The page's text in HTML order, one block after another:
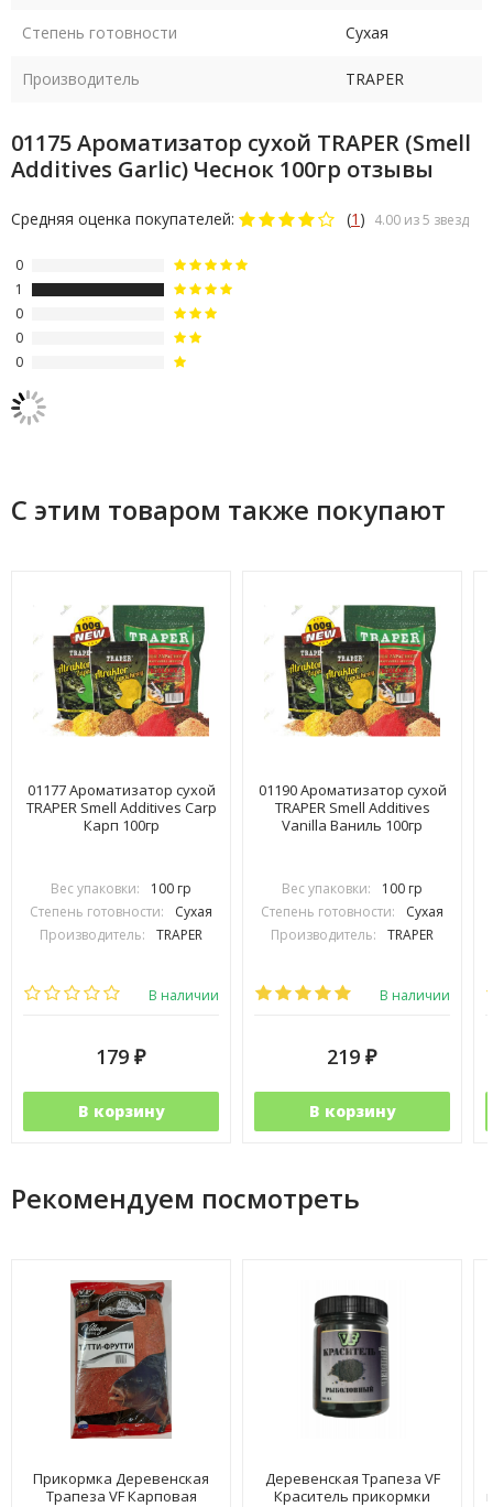
Степень готовности Сухая
Производитель TRAPER
01175 Ароматизатор сухой TRAPER (Smell
Additives Garlic) Чеснок 100гр отзывы
Средняя оценка покупателей: (1 ) 4.00 из 5 звезд
0
1
0
0
0
С этим товаром также покупают
01177 Ароматизатор сухой
TRAPER Smell Additives Carp
Карп 100гр
Вес упаковки:
100 гр
Степень готовности:
Сухая
Производитель:
TRAPER
В наличии
179 ₽
В корзину
01190 Ароматизатор сухой
TRAPER Smell Additives
Vanilla Ваниль 100гр
Вес упаковки:
100 гр
Степень готовности:
Сухая
Производитель:
TRAPER
В наличии
219 ₽
В корзину
Рекомендуем посмотреть
Прикормка Деревенская
Трапеза VF Карповая
Деревенская Трапеза VF
Краситель прикормки